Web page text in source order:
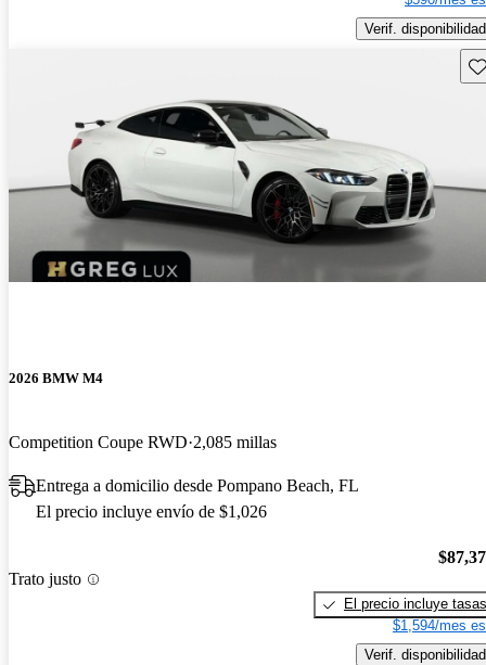
Verif. disponibilidad
2026 BMW M4
Competition Coupe RWD 2,085 millas
Entrega a domicilio desde Pompano Beach, FL
El precio incluye envío de $1,026
Trato justo
El precio incluye tasas
$1,594/mes
Verif. disponibilidad